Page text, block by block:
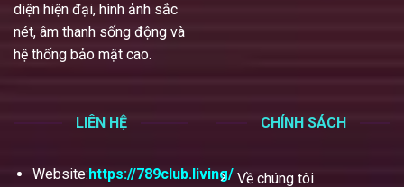
diện hiện đại, hình ảnh sắc
nét, âm thanh sống động và
hệ thống bảo mật cao.
LIÊN HỆ
Website:https://789club.living/
CHÍNH SÁCH
Về chúng tôi